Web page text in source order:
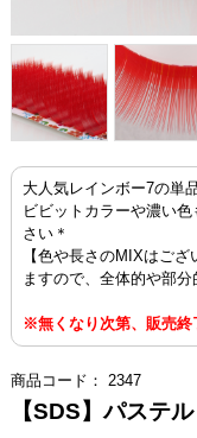
大人気レインボー7の単
ビビットカラーや濃い
さい＊
【色や長さのMIXはご
ますので、全体的や部分
※無くなり次第、販売
商品コード： 2347
【SDS】パステ